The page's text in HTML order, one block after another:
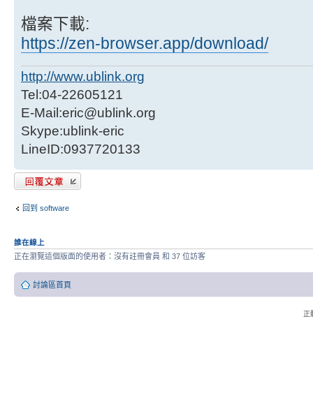
檔案下載:
https://zen-browser.app/download/
http://www.ublink.org
Tel:04-22605121
E-Mail:eric@ublink.org
Skype:ublink-eric
LineID:0937720133
發表回覆
回到 software
誰在線上
正在瀏覽這個版面的使用者：沒有註冊會員 和 37 位訪客
討論區首頁
正